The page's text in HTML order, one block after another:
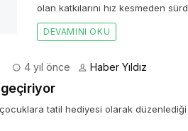
4 yıl önce Haber Yıldız
tatil hediyesi olarak